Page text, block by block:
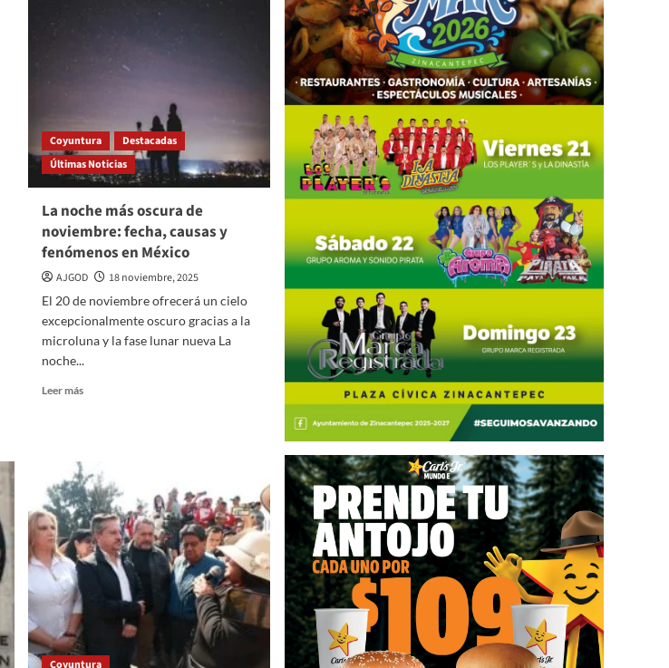
NACIONAL!:
FERNÁNDEZ
Coyuntura
Destacadas
Últimas Noticias
La noche más oscura de
noviembre: fecha, causas y
fenómenos en México
AJGOD
18 noviembre, 2025
El 20 de noviembre ofrecerá un cielo
excepcionalmente oscuro gracias a la
microluna y la fase lunar nueva La
noche...
Leer másRead
más
oscura
de
noviembre:
fecha,
causas
fenómenos
en
Coyuntura